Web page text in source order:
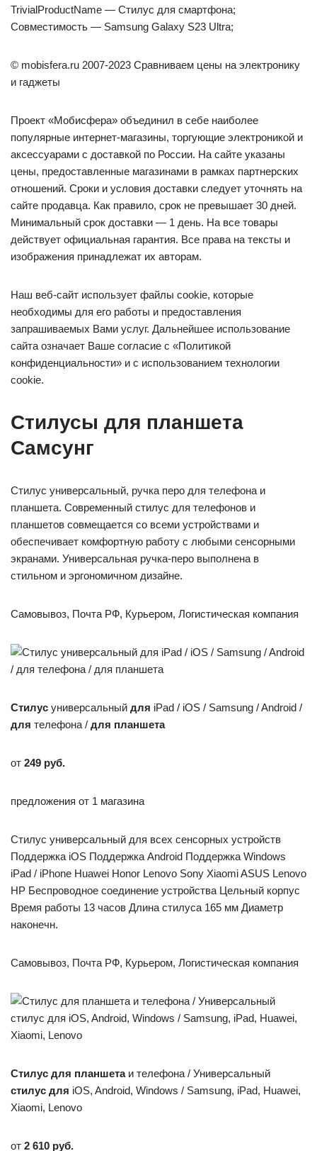
TrivialProductName — Стилус для смартфона;
Совместимость — Samsung Galaxy S23 Ultra;
© mobisfera.ru 2007-2023 Сравниваем цены на электронику
и гаджеты
Проект «Мобисфера» объединил в себе наиболее
популярные интернет-магазины, торгующие электроникой и
аксессуарами с доставкой по России. На сайте указаны
цены, предоставленные магазинами в рамках партнерских
отношений. Сроки и условия доставки следует уточнять на
сайте продавца. Как правило, срок не превышает 30 дней.
Минимальный срок доставки — 1 день. На все товары
действует официальная гарантия. Все права на тексты и
изображения принадлежат их авторам.
Наш веб-сайт использует файлы cookie, которые
необходимы для его работы и предоставления
запрашиваемых Вами услуг. Дальнейшее использование
сайта означает Ваше согласие с «Политикой
конфиденциальности» и с использованием технологии
cookie.
Стилусы для планшета
Самсунг
Стилус универсальный, ручка перо для телефона и
планшета. Современный стилус для телефонов и
планшетов совмещается со всеми устройствами и
обеспечивает комфортную работу с любыми сенсорными
экранами. Универсальная ручка-перо выполнена в
стильном и эргономичном дизайне.
Самовывоз, Почта РФ, Курьером, Логистическая компания
Стилус универсальный для iPad / iOS / Samsung / Android /
для телефона / для планшета
от 249 руб.
предложения от 1 магазина
Стилус универсальный для всех сенсорных устройств
Поддержка iOS Поддержка Android Поддержка Windows
iPad / iPhone Huawei Honor Lenovo Sony Xiaomi ASUS Lenovo
HP Беспроводное соединение устройства Цельный корпус
Время работы 13 часов Длина стилуса 165 мм Диаметр
наконечн.
Самовывоз, Почта РФ, Курьером, Логистическая компания
Стилус для планшетаи телефона / Универсальный
стилус для iOS, Android, Windows / Samsung, iPad, Huawei,
Xiaomi, Lenovo
от 2 610 руб.